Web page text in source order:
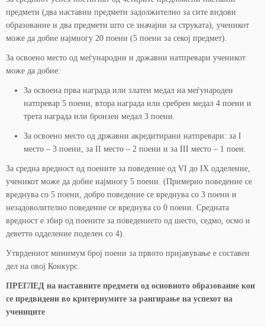
предмети (два наставни предмети задолжително за сите видови
образование и два предмети што се значајни за струката), ученикот
може да добие најмногу 20 поени (5 поени за секој предмет).
За освоено место од меѓународни и државни натпревари ученикот
може да добие:
За освоена прва награда или златен медал на меѓународен
натпревар 5 поени, втора награда или сребрен медал 4 поени и
трета награда или бронзен медал 3 поени.
За освоено место од државни акредитирани натпревари: за I
место – 3 поени, за II место – 2 поени и за III место – 1 поен.
За средна вредност од поените за поведение од VI до IX одделение,
ученикот може да добие најмногу 5 поени. (Примерно поведение се
вреднува со 5 поени, добро поведение се вреднува со 3 поени и
незадоволително поведение се вреднува со 0 поени. Средната
вредност е збир од поените за поведението од шесто, седмо, осмо и
деветто одделение поделен со 4).
Утврдениот минимум број поени за првото пријавување е составен
дел на овој Конкурс.
ПРЕГЛЕД на наставните предмети од основното образование кои
се предвидени во критериумите за рангирање на успехот на
учениците